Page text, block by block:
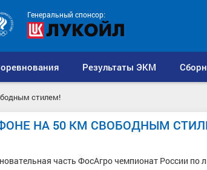
Генеральный спонсор:
Результаты ЭКМ
стилем!
НА 50 КМ СВОБОДНЫМ
часть ФосАгро чемпионат России